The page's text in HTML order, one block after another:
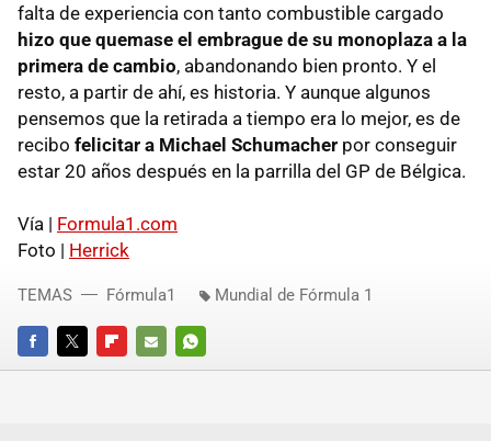
falta de experiencia con tanto combustible cargado
hizo que quemase el embrague de su monoplaza a la
primera de cambio, abandonando bien pronto. Y el
resto, a partir de ahí, es historia. Y aunque algunos
pensemos que la retirada a tiempo era lo mejor, es de
recibo felicitar a Michael Schumacher por conseguir
estar 20 años después en la parrilla del GP de Bélgica.
Vía | Formula1.com
Foto | Herrick
FACEBOOKTWITTERFLIPBOARD
E-
WHATSAPP
TEMAS Fórmula1 Mundial de Fórmula 1